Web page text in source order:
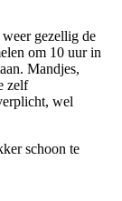
gezellig de
om 10 uur in
Mandjes,
zelf
wel
schoon te